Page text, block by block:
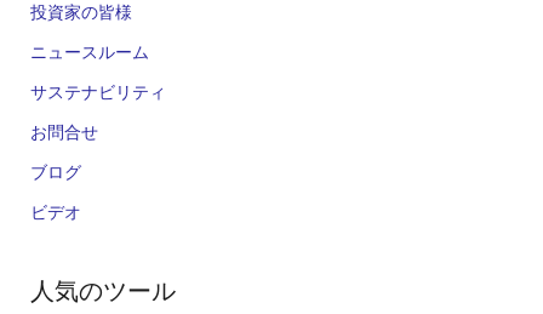
投資家の皆様
ニュースルーム
サステナビリティ
お問合せ
ブログ
ビデオ
人気のツール